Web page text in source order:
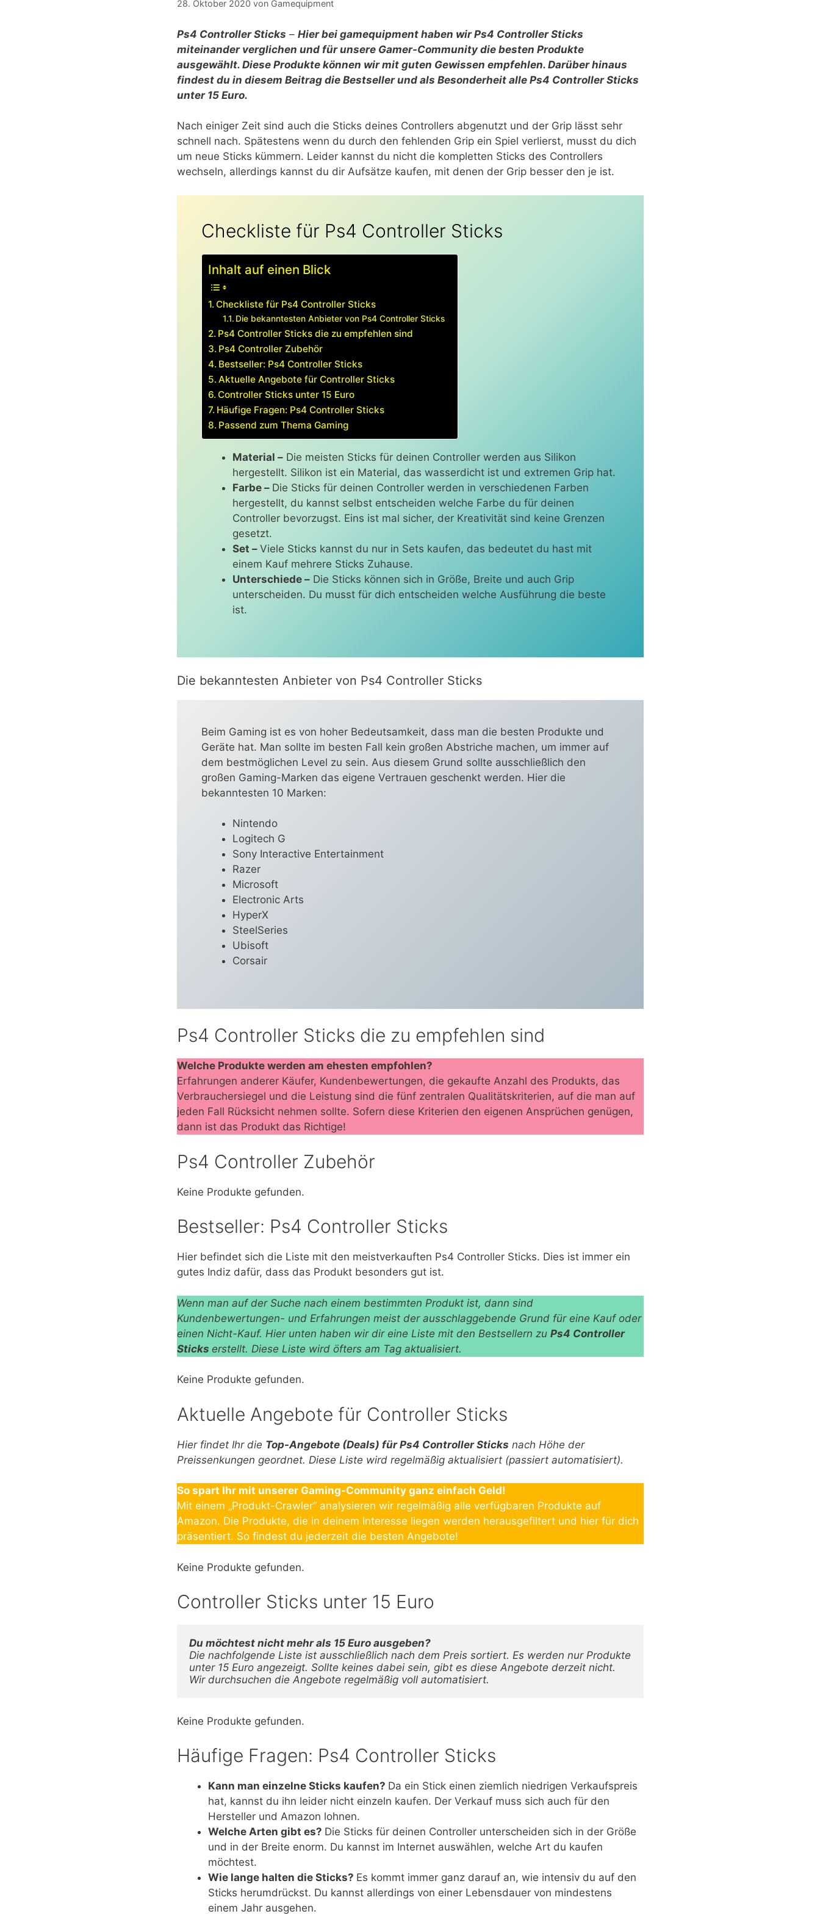
28. Oktober 2020 von Gamequipment
Ps4 Controller Sticks – Hier bei gamequipment haben wir Ps4 Controller Sticks
miteinander verglichen und für unsere Gamer-Community die besten Produkte
ausgewählt. Diese Produkte können wir mit guten Gewissen empfehlen. Darüber hinaus
findest du in diesem Beitrag die Bestseller und als Besonderheit alle Ps4 Controller Sticks
unter 15 Euro.
Nach einiger Zeit sind auch die Sticks deines Controllers abgenutzt und der Grip lässt sehr
schnell nach. Spätestens wenn du durch den fehlenden Grip ein Spiel verlierst, musst du dich
um neue Sticks kümmern. Leider kannst du nicht die kompletten Sticks des Controllers
wechseln, allerdings kannst du dir Aufsätze kaufen, mit denen der Grip besser den je ist.
Checkliste für Ps4 Controller Sticks
Inhalt auf einen Blick
Checkliste für Ps4 Controller Sticks
Die bekanntesten Anbieter von Ps4 Controller Sticks
Ps4 Controller Sticks die zu empfehlen sind
Ps4 Controller Zubehör
Bestseller: Ps4 Controller Sticks
Aktuelle Angebote für Controller Sticks
Controller Sticks unter 15 Euro
Häufige Fragen: Ps4 Controller Sticks
Passend zum Thema Gaming
Material –Die meisten Sticks für deinen Controller werden aus Silikon
hergestellt. Silikon ist ein Material, das wasserdicht ist und extremen Grip hat.
Farbe – Die Sticks für deinen Controller werden in verschiedenen Farben
hergestellt, du kannst selbst entscheiden welche Farbe du für deinen
Controller bevorzugst. Eins ist mal sicher, der Kreativität sind keine Grenzen
gesetzt.
Set – Viele Sticks kannst du nur in Sets kaufen, das bedeutet du hast mit
einem Kauf mehrere Sticks Zuhause.
Unterschiede –Die Sticks können sich in Größe, Breite und auch Grip
unterscheiden. Du musst für dich entscheiden welche Ausführung die beste
ist.
Die bekanntesten Anbieter von Ps4 Controller Sticks
Beim Gaming ist es von hoher Bedeutsamkeit, dass man die besten Produkte und
Geräte hat. Man sollte im besten Fall kein großen Abstriche machen, um immer auf
dem bestmöglichen Level zu sein. Aus diesem Grund sollte ausschließlich den
großen Gaming-Marken das eigene Vertrauen geschenkt werden. Hier die
bekanntesten 10 Marken:
Nintendo
Logitech G
Sony Interactive Entertainment
Razer
Microsoft
Electronic Arts
HyperX
SteelSeries
Ubisoft
Corsair
Ps4 Controller Sticks die zu empfehlen sind
Welche Produkte werden am ehesten empfohlen?
Erfahrungen anderer Käufer, Kundenbewertungen, die gekaufte Anzahl des Produkts, das
Verbrauchersiegel und die Leistung sind die fünf zentralen Qualitätskriterien, auf die man auf
jeden Fall Rücksicht nehmen sollte. Sofern diese Kriterien den eigenen Ansprüchen genügen,
dann ist das Produkt das Richtige!
Ps4 Controller Zubehör
Keine Produkte gefunden.
Bestseller: Ps4 Controller Sticks
Hier befindet sich die Liste mit den meistverkauften Ps4 Controller Sticks. Dies ist immer ein
gutes Indiz dafür, dass das Produkt besonders gut ist.
Wenn man auf der Suche nach einem bestimmten Produkt ist, dann sind
Kundenbewertungen- und Erfahrungen meist der ausschlaggebende Grund für eine Kauf oder
einen Nicht-Kauf. Hier unten haben wir dir eine Liste mit den Bestsellern zu Ps4 Controller
Sticks erstellt. Diese Liste wird öfters am Tag aktualisiert.
Keine Produkte gefunden.
Aktuelle Angebote für Controller Sticks
Hier findet Ihr die Top-Angebote (Deals) für Ps4 Controller Sticks nach Höhe der
Preissenkungen geordnet. Diese Liste wird regelmäßig aktualisiert (passiert automatisiert).
So spart Ihr mit unserer Gaming-Community ganz einfach Geld!
Mit einem „Produkt-Crawler“ analysieren wir regelmäßig alle verfügbaren Produkte auf
Amazon. Die Produkte, die in deinem Interesse liegen werden herausgefiltert und hier für dich
präsentiert. So findest du jederzeit die besten Angebote!
Keine Produkte gefunden.
Controller Sticks unter 15 Euro
Du möchtest nicht mehr als 15 Euro ausgeben?
Die nachfolgende Liste ist ausschließlich nach dem Preis sortiert. Es werden nur Produkte
unter 15 Euro angezeigt. Sollte keines dabei sein, gibt es diese Angebote derzeit nicht.
Wir durchsuchen die Angebote regelmäßig voll automatisiert.
Keine Produkte gefunden.
Häufige Fragen: Ps4 Controller Sticks
Kann man einzelne Sticks kaufen? Da ein Stick einen ziemlich niedrigen Verkaufspreis
hat, kannst du ihn leider nicht einzeln kaufen. Der Verkauf muss sich auch für den
Hersteller und Amazon lohnen.
Welche Arten gibt es? Die Sticks für deinen Controller unterscheiden sich in der Größe
und in der Breite enorm. Du kannst im Internet auswählen, welche Art du kaufen
möchtest.
Wie lange halten die Sticks? Es kommt immer ganz darauf an, wie intensiv du auf den
Sticks herumdrückst. Du kannst allerdings von einer Lebensdauer von mindestens
einem Jahr ausgehen.